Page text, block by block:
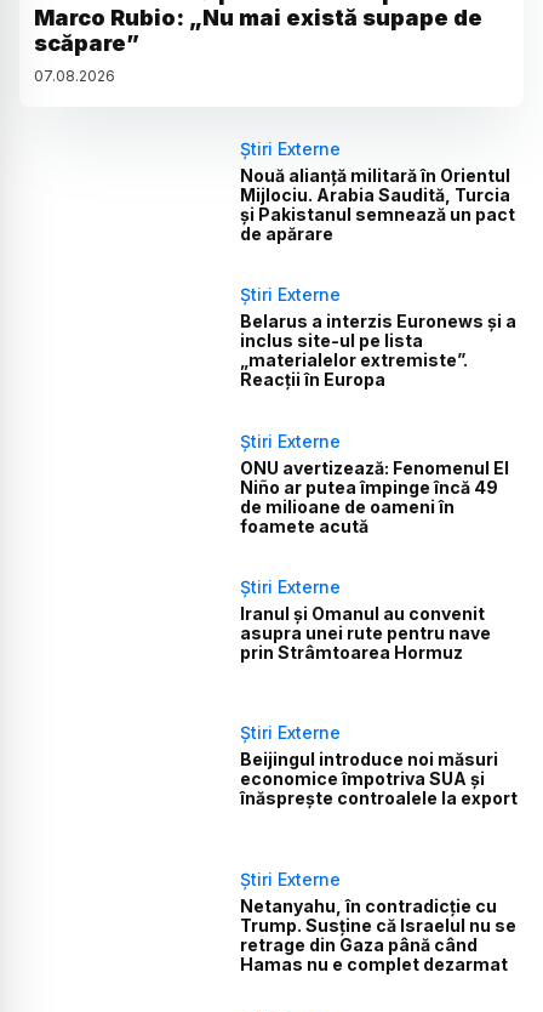
Marco Rubio: „Nu mai există supape de
scăpare”
07.08.2026
Știri Externe
Nouă alianță militară în Orientul
Mijlociu. Arabia Saudită, Turcia
și Pakistanul semnează un pact
de apărare
Știri Externe
Belarus a interzis Euronews și a
inclus site-ul pe lista
„materialelor extremiste”.
Reacții în Europa
Știri Externe
ONU avertizează: Fenomenul El
Niño ar putea împinge încă 49
de milioane de oameni în
foamete acută
Știri Externe
Iranul și Omanul au convenit
asupra unei rute pentru nave
prin Strâmtoarea Hormuz
Știri Externe
Beijingul introduce noi măsuri
economice împotriva SUA și
înăsprește controalele la export
Știri Externe
Netanyahu, în contradicție cu
Trump. Susține că Israelul nu se
retrage din Gaza până când
Hamas nu e complet dezarmat